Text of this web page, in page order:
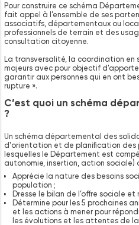
Pour construire ce schéma
fait appel à l’ensemble de ses
associatifs, départementaux ou
professionnels de terrain et des
consultation citoyenne.
La transversalité, la coordination en
majeurs avec pour objectif
garantir aux personnes qui en ont
rupture ».
C’est quoi un schéma
?
Un schéma départemental des
d'orientation et de planification des
lesquelles le Département est
autonomie, insertion, action sociale)
Apprécie la nature des besoins
population ;
Dresse le bilan de l’offre sociale
Détermine pour les 5 prochaines
et les actions à mener pour
les évolutions et les attentes de